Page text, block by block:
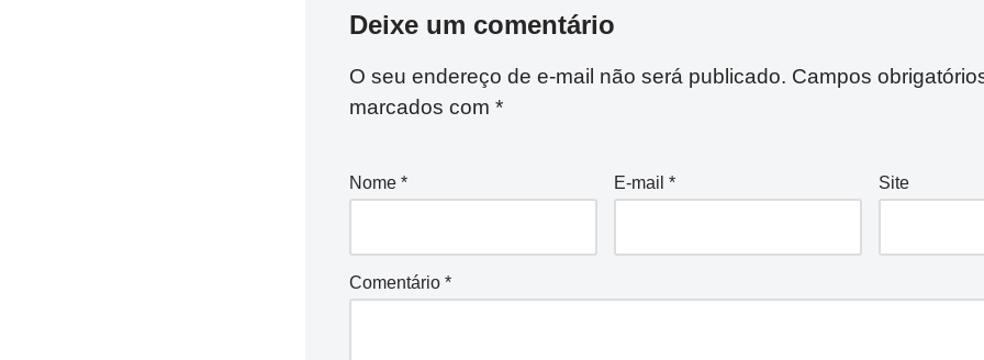
Deixe um comentário
O seu endereço de e-mail não será publicado. Campos
marcados com *
Nome * E-mail * Site
Comentário *